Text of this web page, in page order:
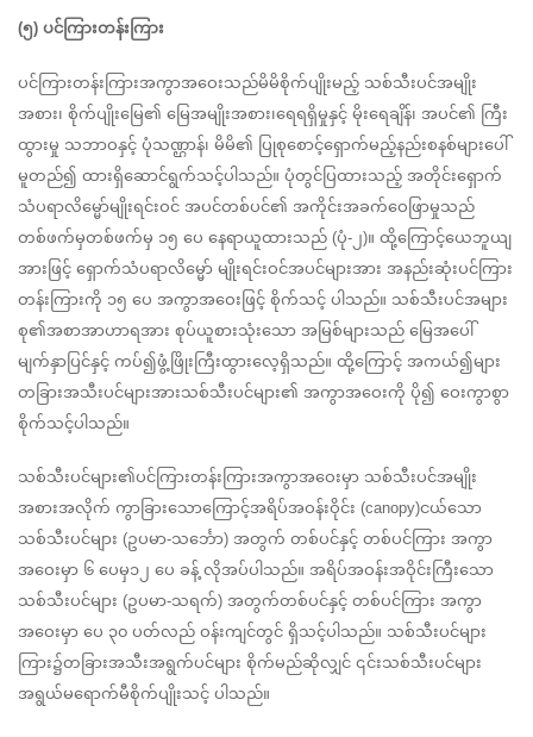
(၅) ပင်ကြားတန်းကြား
ပင်ကြားတန်းကြားအကွာအဝေးသည်မိမိစိုက်ပျိုးမည့် သစ်သီးပင်အမျိုး
အစား၊ စိုက်ပျိုးမြေ၏ မြေအမျိုးအစား၊ရေရရှိမှုနှင့် မိုးရေချိန်၊ အပင်၏ ကြီး
ထွားမှု သဘာဝနှင့် ပုံသဏ္ဌာန်၊ မိမိ၏ ပြုစုစောင့်ရှောက်မည့်နည်းစနစ်များပေါ်
မူတည်၍ ထားရှိဆောင်ရွက်သင့်ပါသည်။ ပုံတွင်ပြထားသည့် အတိုင်းရှောက်
သံပရာလိမ္မော်မျိုးရင်းဝင် အပင်တစ်ပင်၏ အကိုင်းအခက်ဝေဖြာမှုသည်
တစ်ဖက်မှတစ်ဖက်မှ ၁၅ ပေ နေရာယူထားသည် (ပုံ-၂)။ ထို့ကြောင့်ယေဘူယျ
အားဖြင့် ရှောက်သံပရာလိမ္မော် မျိုးရင်းဝင်အပင်များအား အနည်းဆုံးပင်ကြား
တန်းကြားကို ၁၅ ပေ အကွာအဝေးဖြင့် စိုက်သင့် ပါသည်။ သစ်သီးပင်အများ
စု၏အစာအာဟာရအား စုပ်ယူစားသုံးသော အမြစ်များသည် မြေအပေါ်
မျက်နှာပြင်နှင့် ကပ်၍ဖွံ့ဖြိုးကြီးထွားလေ့ရှိသည်။ ထို့ကြောင့် အကယ်၍များ
တခြားအသီးပင်များအားသစ်သီးပင်များ၏ အကွာအဝေးကို ပို၍ ဝေးကွာစွာ
စိုက်သင့်ပါသည်။
သစ်သီးပင်များ၏ပင်ကြားတန်းကြားအကွာအဝေးမှာ သစ်သီးပင်အမျိုး
အစားအလိုက် ကွာခြားသောကြောင့်အရိပ်အဝန်းဝိုင်း (canopy)ငယ်သော
သစ်သီးပင်များ (ဥပမာ-သင်္ဘော) အတွက် တစ်ပင်နှင့် တစ်ပင်ကြား အကွာ
အဝေးမှာ ၆ ပေမှ၁၂ ပေ ခန့် လိုအပ်ပါသည်။ အရိပ်အဝန်းအဝိုင်းကြီးသော
သစ်သီးပင်များ (ဥပမာ-သရက်) အတွက်တစ်ပင်နှင့် တစ်ပင်ကြား အကွာ
အဝေးမှာ ပေ ၃၀ ပတ်လည် ဝန်းကျင်တွင် ရှိသင့်ပါသည်။ သစ်သီးပင်များ
ကြား၌တခြားအသီးအရွက်ပင်များ စိုက်မည်ဆိုလျှင် ၎င်းသစ်သီးပင်များ
အရွယ်မရောက်မီစိုက်ပျိုးသင့် ပါသည်။